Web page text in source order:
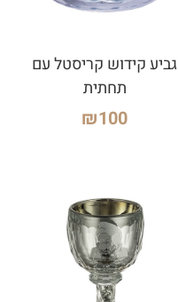
גביע קידוש קריסטל עם
תחתית
₪100